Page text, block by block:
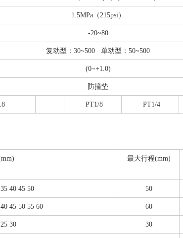
1.5MPa（215psi）
-20~80
复动型：30~500 单动型：50~500
(0~+1.0)
防撞垫
PT1/8 PT1/4
最大行程(mm)
40 45 50 50
45 50 55 60 60
30 30